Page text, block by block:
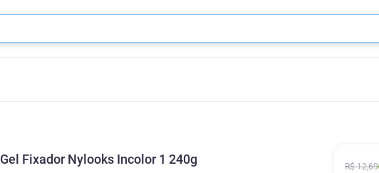
Gel Fixador Nylooks Incolor 1 240g R$ 12,69